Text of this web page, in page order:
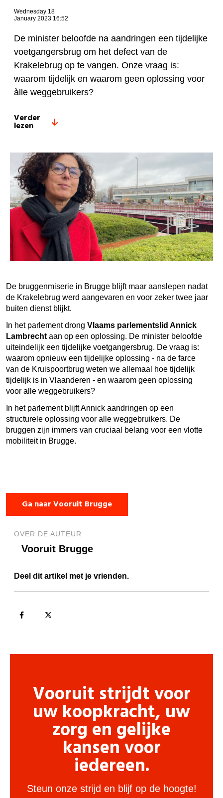
Wednesday 18
January 2023 16:52
De minister beloofde na aandringen een tijdelijke
voetgangersbrug om het defect van de
Krakelebrug op te vangen. Onze vraag is:
waarom tijdelijk en waarom geen oplossing voor
àlle weggebruikers?
Verder
lezen
De bruggenmiserie in Brugge blijft maar aanslepen nadat
de Krakelebrug werd aangevaren en voor zeker twee jaar
buiten dienst blijkt.
In het parlement drong Vlaams parlementslid Annick
Lambrecht aan op een oplossing. De minister beloofde
uiteindelijk een tijdelijke voetgangersbrug. De vraag is:
waarom opnieuw een tijdelijke oplossing - na de farce
van de Kruispoortbrug weten we allemaal hoe tijdelijk
tijdelijk is in Vlaanderen - en waarom geen oplossing
voor alle weggebruikers?
In het parlement blijft Annick aandringen op een
structurele oplossing voor alle weggebruikers. De
bruggen zijn immers van cruciaal belang voor een vlotte
mobiliteit in Brugge.
Ga naar Vooruit Brugge
OVER DE AUTEUR
Vooruit Brugge
Deel dit artikel met je vrienden.
Vooruit strijdt voor
uw koopkracht, uw
zorg en gelijke
kansen voor
iedereen.
Steun onze strijd en blijf op de hoogte!